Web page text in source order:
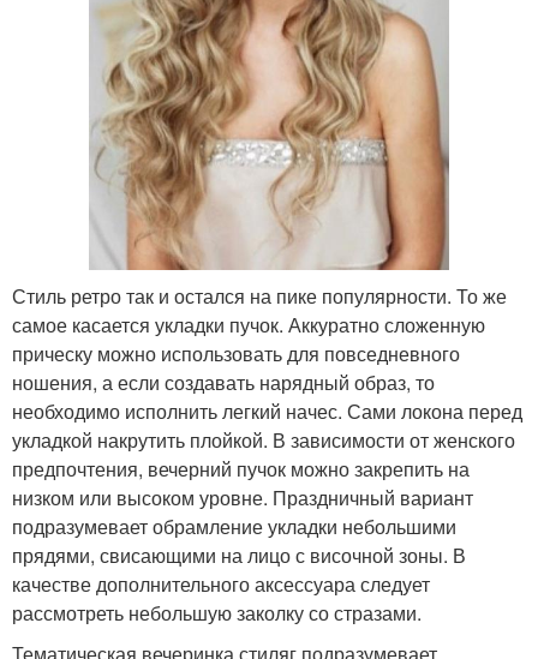
Стиль ретро так и остался на пике популярности. То же
самое касается укладки пучок. Аккуратно сложенную
прическу можно использовать для повседневного
ношения, а если создавать нарядный образ, то
необходимо исполнить легкий начес. Сами локона перед
укладкой накрутить плойкой. В зависимости от женского
предпочтения, вечерний пучок можно закрепить на
низком или высоком уровне. Праздничный вариант
подразумевает обрамление укладки небольшими
прядями, свисающими на лицо с височной зоны. В
качестве дополнительного аксессуара следует
рассмотреть небольшую заколку со стразами.